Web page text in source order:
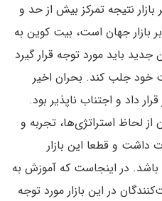
نتیجه تمرکز بیش از حد و
بازار جهان است، بیت کوین به
جدید باید مورد توجه قرار گیرد
خود جلب کند. بحران اخیر
داد و اجتناب ناپذیر بود.
از لحاظ استراتژی‌ها، تجربه و
داشت و قطعا این بازار
در اینجاست که آموزش به
در این بازار مورد توجه